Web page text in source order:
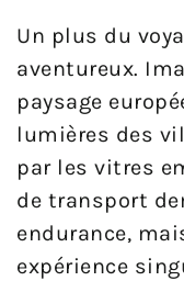
Un plus du
aventureux.
paysage
lumières des
par les vitres
de transport
endurance,
expérience